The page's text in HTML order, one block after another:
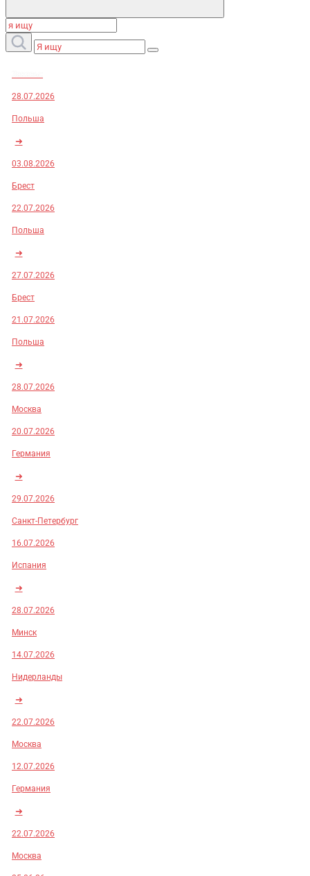
28.07.2026
Польша
➜
03.08.2026
Брест
22.07.2026
Польша
➜
27.07.2026
Брест
21.07.2026
Польша
➜
28.07.2026
Москва
20.07.2026
Германия
➜
29.07.2026
Санкт-Петербург
16.07.2026
Испания
➜
28.07.2026
Минск
14.07.2026
Нидерланды
➜
22.07.2026
Москва
12.07.2026
Германия
➜
22.07.2026
Москва